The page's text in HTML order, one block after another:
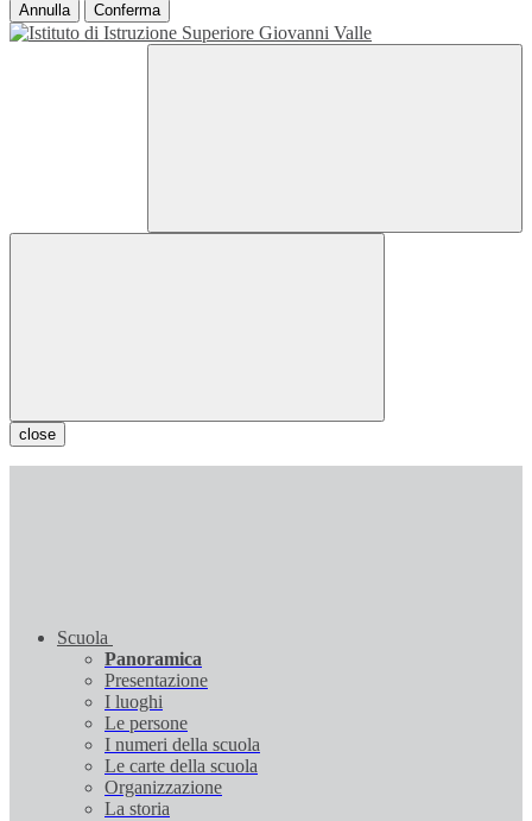
Annulla Conferma
close
Scuola
Panoramica
Presentazione
I luoghi
Le persone
I numeri della scuola
Le carte della scuola
Organizzazione
La storia